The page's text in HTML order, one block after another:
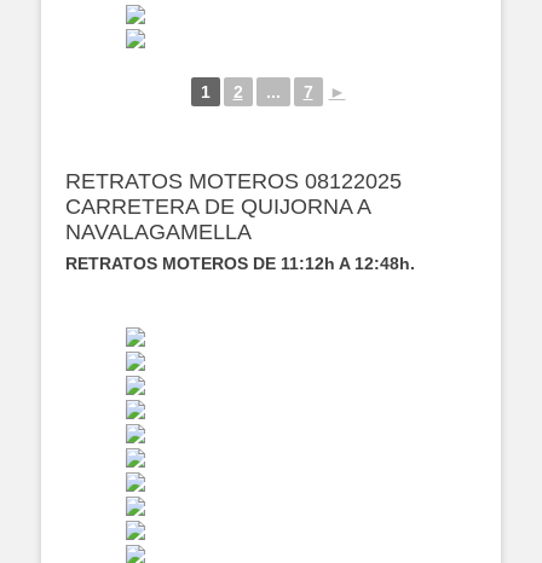
1 2 ... 7 ►
RETRATOS MOTEROS 08122025
CARRETERA DE QUIJORNA A
NAVALAGAMELLA
RETRATOS MOTEROS DE 11:12h A 12:48h.